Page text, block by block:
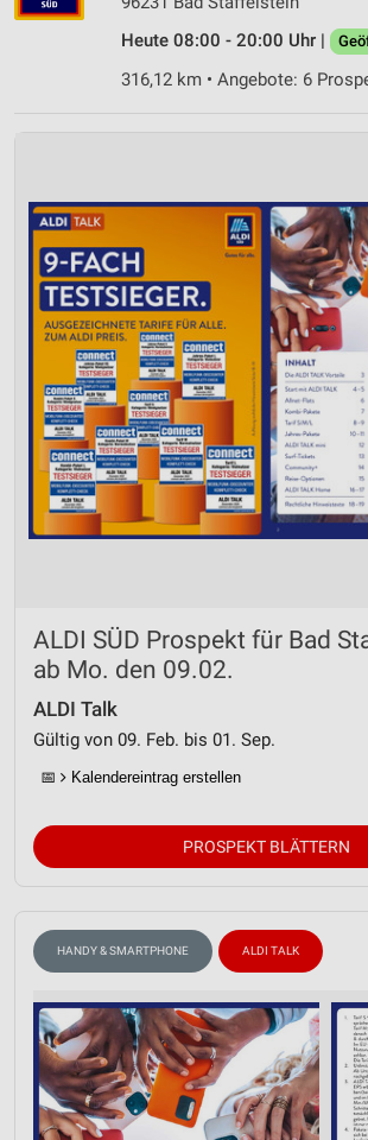
Heute 08:00 - 20:00 Uhr |
316,12 km • Angebote: 6
ALDI SÜD Prospekt für Bad
ab Mo. den 09.02.
ALDI Talk
Gültig von 09. Feb. bis 01. Sep.
📅 Kalendereintrag erstellen
PROSPEKT BLÄTTERN
HANDY & SMARTPHONE ALDI TALK
IAB-Besonderheiten:
Verwendung genauer Standortdaten
Performance
Funktional
Werbung